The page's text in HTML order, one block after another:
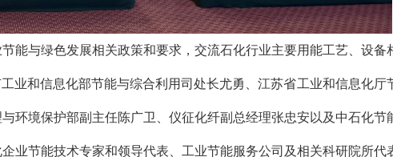
能与绿色发展相关政策和要求，交流石化行业主要用能工艺、设备
业和信息化部节能与综合利用司处长尤勇、江苏省工业和信息化厅
环境保护部副主任陈广卫、仪征化纤副总经理张忠安以及中石化节
节能技术专家和领导代表、工业节能服务公司及相关科研院所代